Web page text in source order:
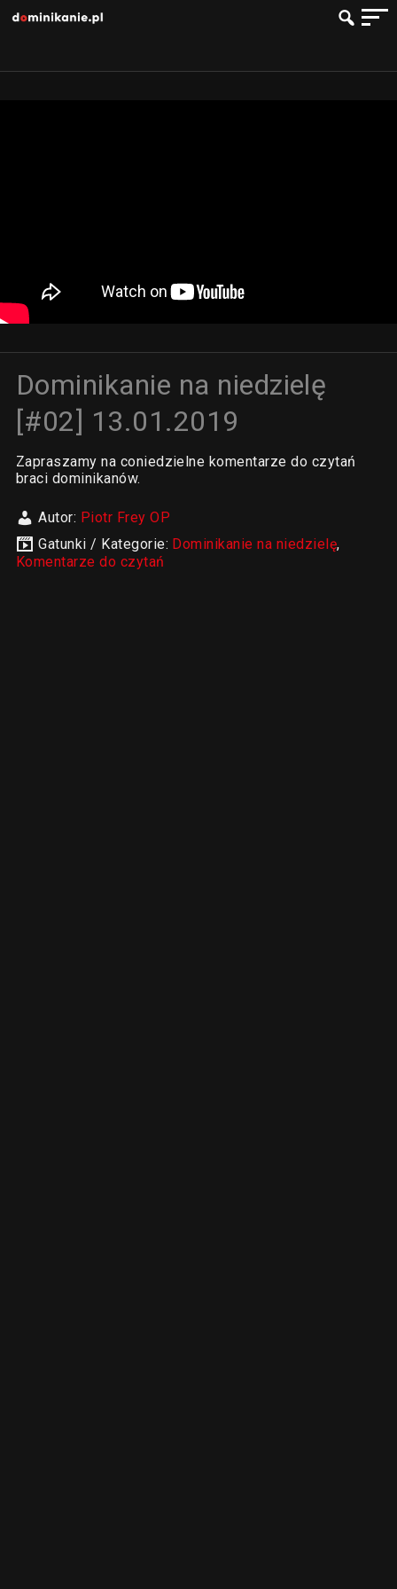
Dominikanie na niedzielę
[#02] 13.01.2019
Zapraszamy na coniedzielne komentarze do czytań
braci dominikanów.
Autor: Piotr Frey OP
Gatunki / Kategorie: Dominikanie na niedzielę,
Komentarze do czytań